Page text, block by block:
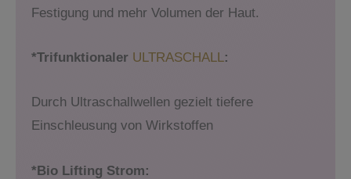
Festigung und mehr Volumen der Haut.
*Trifunktionaler ULTRASCHALL:
Durch Ultraschallwellen gezielt tiefere
Einschleusung von Wirkstoffen
*Bio Lifting Strom: